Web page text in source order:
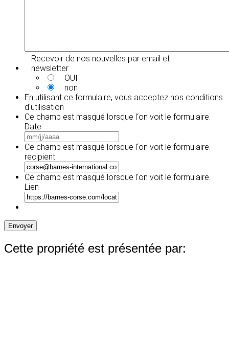
Recevoir de nos nouvelles par email et
newsletter
OUI
non
En utilisant ce formulaire, vous acceptez nos conditions
d'utilisation
Ce champ est masqué lorsque l‘on voit le formulaire.
Date
slash
slash
AAAA
Ce champ est masqué lorsque l‘on voit le formulaire.
recipient
Ce champ est masqué lorsque l‘on voit le formulaire.
Lien
Envoyer
Cette propriété est présentée par: